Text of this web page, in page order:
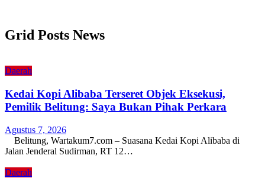
Grid Posts News
Daerah
Kedai Kopi Alibaba Terseret Objek Eksekusi,
Pemilik Belitung: Saya Bukan Pihak Perkara
Agustus 7, 2026
Belitung, Wartakum7.com – Suasana Kedai Kopi Alibaba di
Jalan Jenderal Sudirman, RT 12…
Daerah